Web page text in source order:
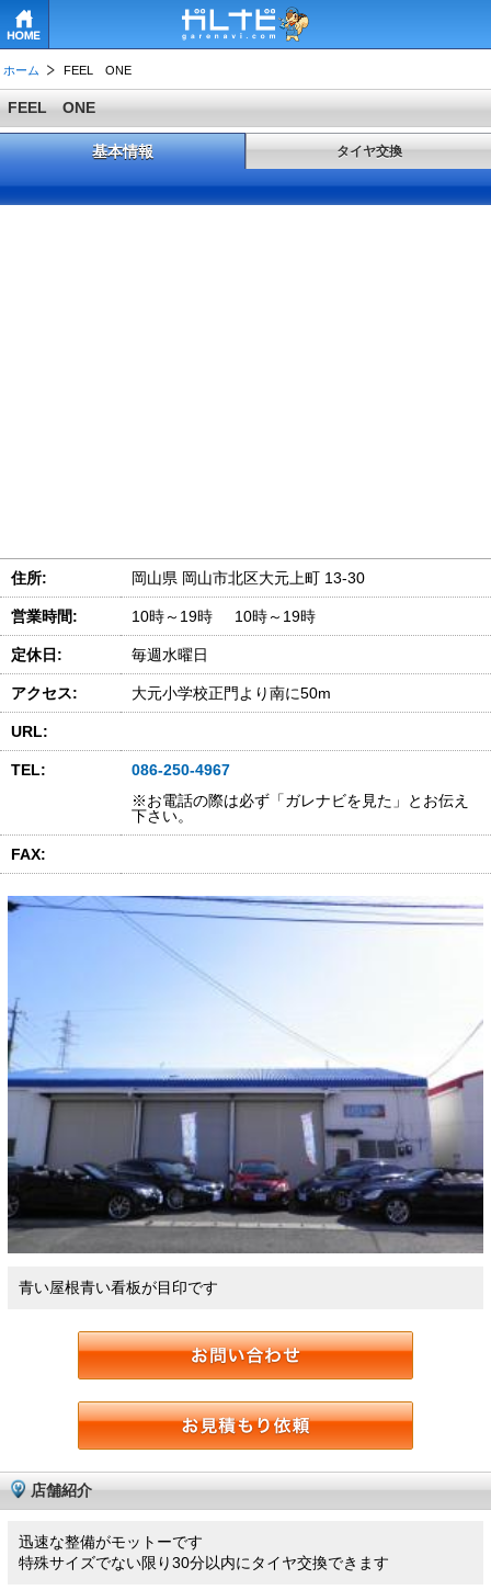
ホーム FEEL ONE
FEEL ONE
基本情報 タイヤ交換
住所: 岡山県 岡山市北区大元上町 13-30
営業時間: 10時～19時 10時～19時
定休日: 毎週水曜日
アクセス: 大元小学校正門より南に50m
URL:
TEL:
086-250-4967
※お電話の際は必ず「ガレナビを見た」とお伝え
下さい。
FAX:
青い屋根青い看板が目印です
店舗紹介
迅速な整備がモットーです
特殊サイズでない限り30分以内にタイヤ交換できます